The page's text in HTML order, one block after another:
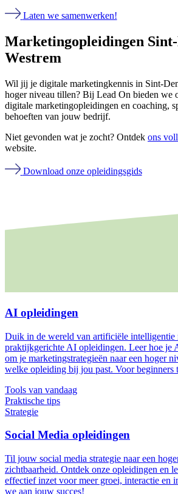
Laten we samenwerken!
Marketingopleidingen
Westrem
Wil jij je digitale marketingkennis in Sint-
hoger niveau tillen? Bij Lead On bieden we
digitale marketingopleidingen en coaching,
behoeften van jouw bedrijf.
Niet gevonden wat je zocht? Ontdek ons
website.
Download onze opleidingsgids
AI opleidingen
Duik in de wereld van artificiële intelligentie
praktijkgerichte AI opleidingen. Leer hoe je
om je marketingstrategieën naar een hoger
welke opleiding bij jou past. Voor beginners
Tools van vandaag
Praktische tips
Strategie
Social Media opleidingen
Til jouw social media strategie naar een
zichtbaarheid. Ontdek onze opleidingen en
effectief inzet voor meer groei, interactie en
we aan jouw succes!